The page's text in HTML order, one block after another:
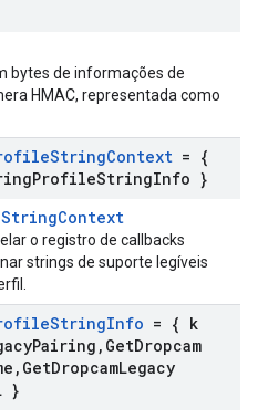
bytes de informações de
HMAC, representada como
StringContext = {
ProfileStringInfo }
o registro de callbacks
strings de suporte legíveis
StringInfo = { k
Pairing , GetDropcam
, GetDropcamLegacy
}